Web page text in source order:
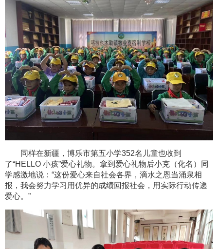
同样在新疆，博乐市第五小学352名儿童也收到
了“HELLO 小孩”爱心礼物。拿到爱心礼物后小克（化名）同
学感激地说：“这份爱心来自社会各界，滴水之恩当涌泉相
报，我会努力学习用优异的成绩回报社会，用实际行动传递
爱心。”